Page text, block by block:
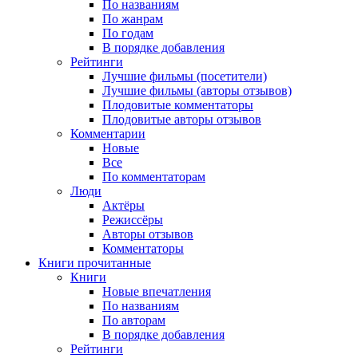
По названиям
По жанрам
По годам
В порядке добавления
Рейтинги
Лучшие фильмы (посетители)
Лучшие фильмы (авторы отзывов)
Плодовитые комментаторы
Плодовитые авторы отзывов
Комментарии
Новые
Все
По комментаторам
Люди
Актёры
Режиссёры
Авторы отзывов
Комментаторы
Книги прочитанные
Книги
Новые впечатления
По названиям
По авторам
В порядке добавления
Рейтинги